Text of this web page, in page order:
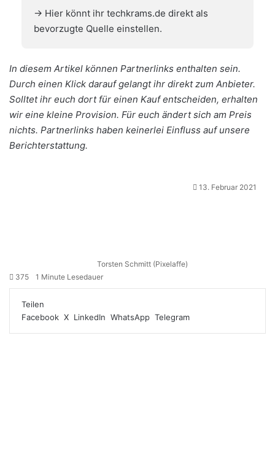
→ Hier könnt ihr techkrams.de direkt als
bevorzugte Quelle einstellen.
In diesem Artikel können Partnerlinks enthalten sein.
Durch einen Klick darauf gelangt ihr direkt zum Anbieter.
Solltet ihr euch dort für einen Kauf entscheiden, erhalten
wir eine kleine Provision. Für euch ändert sich am Preis
nichts. Partnerlinks haben keinerlei Einfluss auf unsere
Berichterstattung.
Torsten Schmitt (Pixelaffe)
13. Februar 2021
375 1 Minute Lesedauer
Teilen
Facebook X LinkedIn WhatsApp Telegram